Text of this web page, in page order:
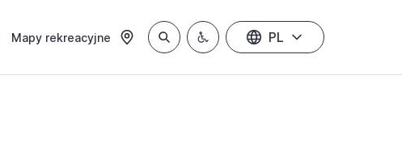
Mapy rekreacyjne PL